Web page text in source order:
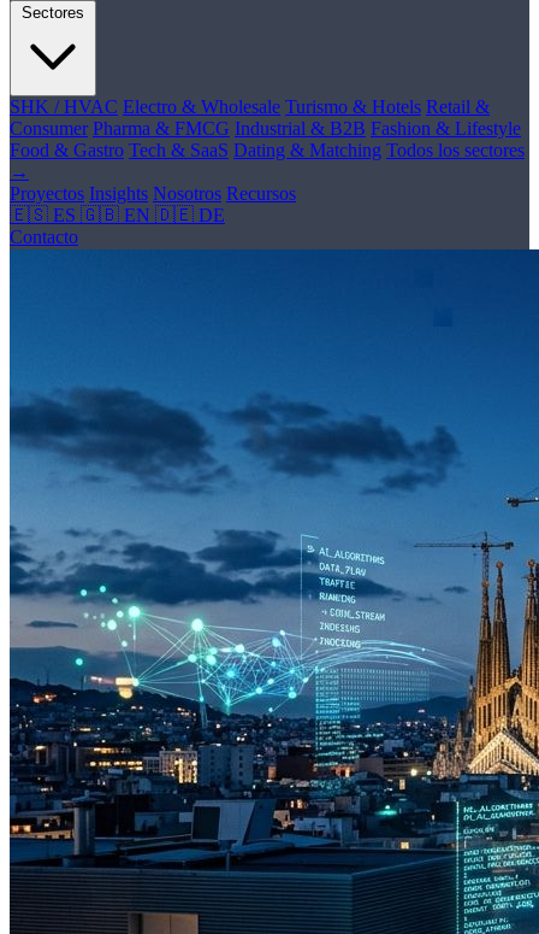
Sectores
SHK / HVAC Electro & Wholesale Turismo & Hotels Retail &
Consumer Pharma & FMCG Industrial & B2B Fashion & Lifestyle
Food & Gastro Tech & SaaS Dating & Matching Todos los sectores
→
Proyectos Insights Nosotros Recursos
🇪🇸 ES 🇬🇧 EN 🇩🇪 DE
Contacto